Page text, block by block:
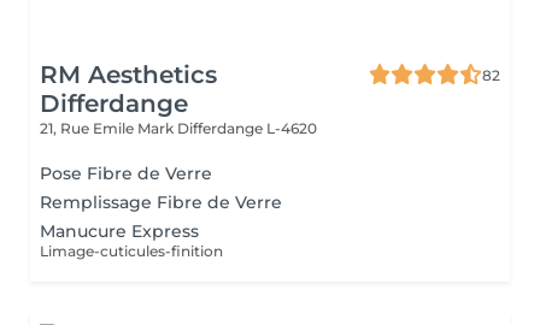
RM Aesthetics
Differdange
82
21, Rue Emile Mark Differdange L-4620
Pose Fibre de Verre
Remplissage Fibre de Verre
Manucure Express
Limage-cuticules-finition